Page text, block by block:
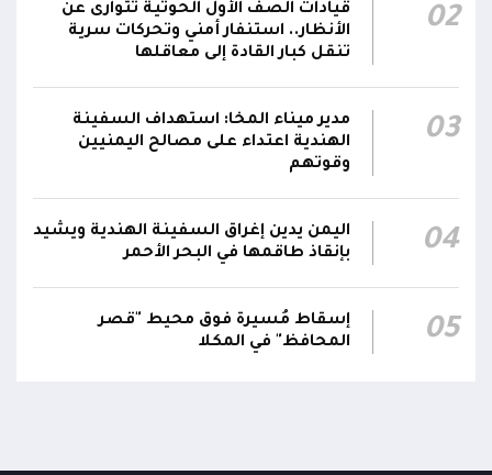
رئيس مجلس القيادة يعين اللواء الركن طيار
عبدالعزيز سعيد المحيا قائداً للقوات الجوية والدفاع
الجوي.. ويُعين العميد ناشر منصور باجري رئيساً
قرارات رئاسية بتعيين أحمد سعيد بن بريك وراشد
ناصر الجند مستشارين لرئيس مجلس القيادة
الرئاسي وترقيتهما إلى رتبة فريق
02
قيادات الصف الأول الحوثية تتوارى عن
الأنظار.. استنفار أمني وتحركات سرية
تنقل كبار القادة إلى معاقلها
03
مدير ميناء المخا: استهداف السفينة
الهندية اعتداء على مصالح اليمنيين
وقوتهم
04
اليمن يدين إغراق السفينة الهندية ويشيد
بإنقاذ طاقمها في البحر الأحمر
05
إسقاط مُسيرة فوق محيط "قصر
المحافظ" في المكلا